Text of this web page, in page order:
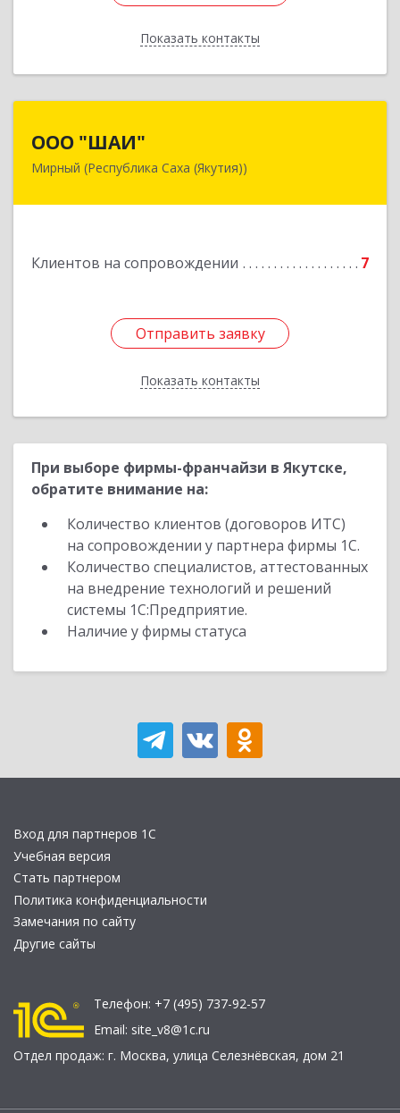
Показать контакты
Назад
ООО "ШАИ"
Мирный (Республика Саха (Якутия))
Клиентов на сопровождении 7
Отправить заявку
Показать контакты
678175, Республика Саха (Якутия), у.
Подробнее
Отправить заявку
Назад
При выборе фирмы-франчайзи в Якутске,
обратите внимание на:
Количество клиентов (договоров ИТС)
на сопровождении у партнера фирмы 1С.
Количество специалистов, аттестованных
на внедрение технологий и решений
системы 1С:Предприятие.
Наличие у фирмы статуса
Вход для партнеров 1С
Учебная версия
Стать партнером
Политика конфиденциальности
Замечания по сайту
Другие сайты
Телефон: +7 (495) 737-92-57
Email: site_v8@1c.ru
Отдел продаж: г. Москва, улица Селезнёвская, дом 21